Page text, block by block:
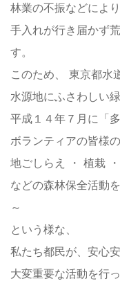
林業の不振などにより
手入れが行き届かず
す。
このため、 東京都水
水源地にふさわしい
平成１４年７月に「
ボランティアの皆様
地ごしらえ ・ 植栽
などの森林保全活動
～
という様な、
私たち都民が、安心
大変重要な活動を行